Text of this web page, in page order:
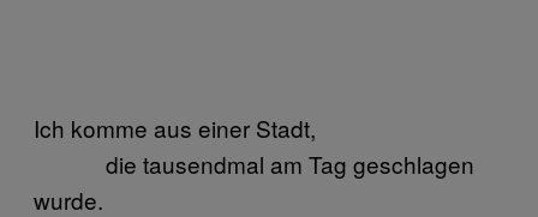
Ich komme aus einer Stadt,
die tausendmal am Tag geschlagen
wurde.